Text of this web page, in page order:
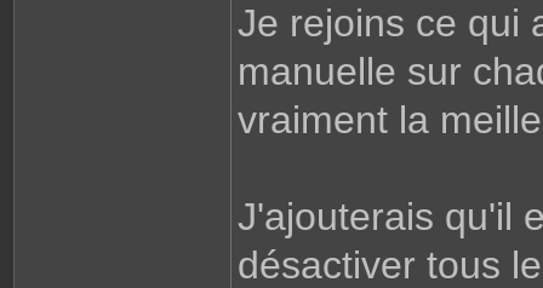
Je rejoins ce qui
manuelle sur
vraiment la
J'ajouterais qu'il
désactiver tous